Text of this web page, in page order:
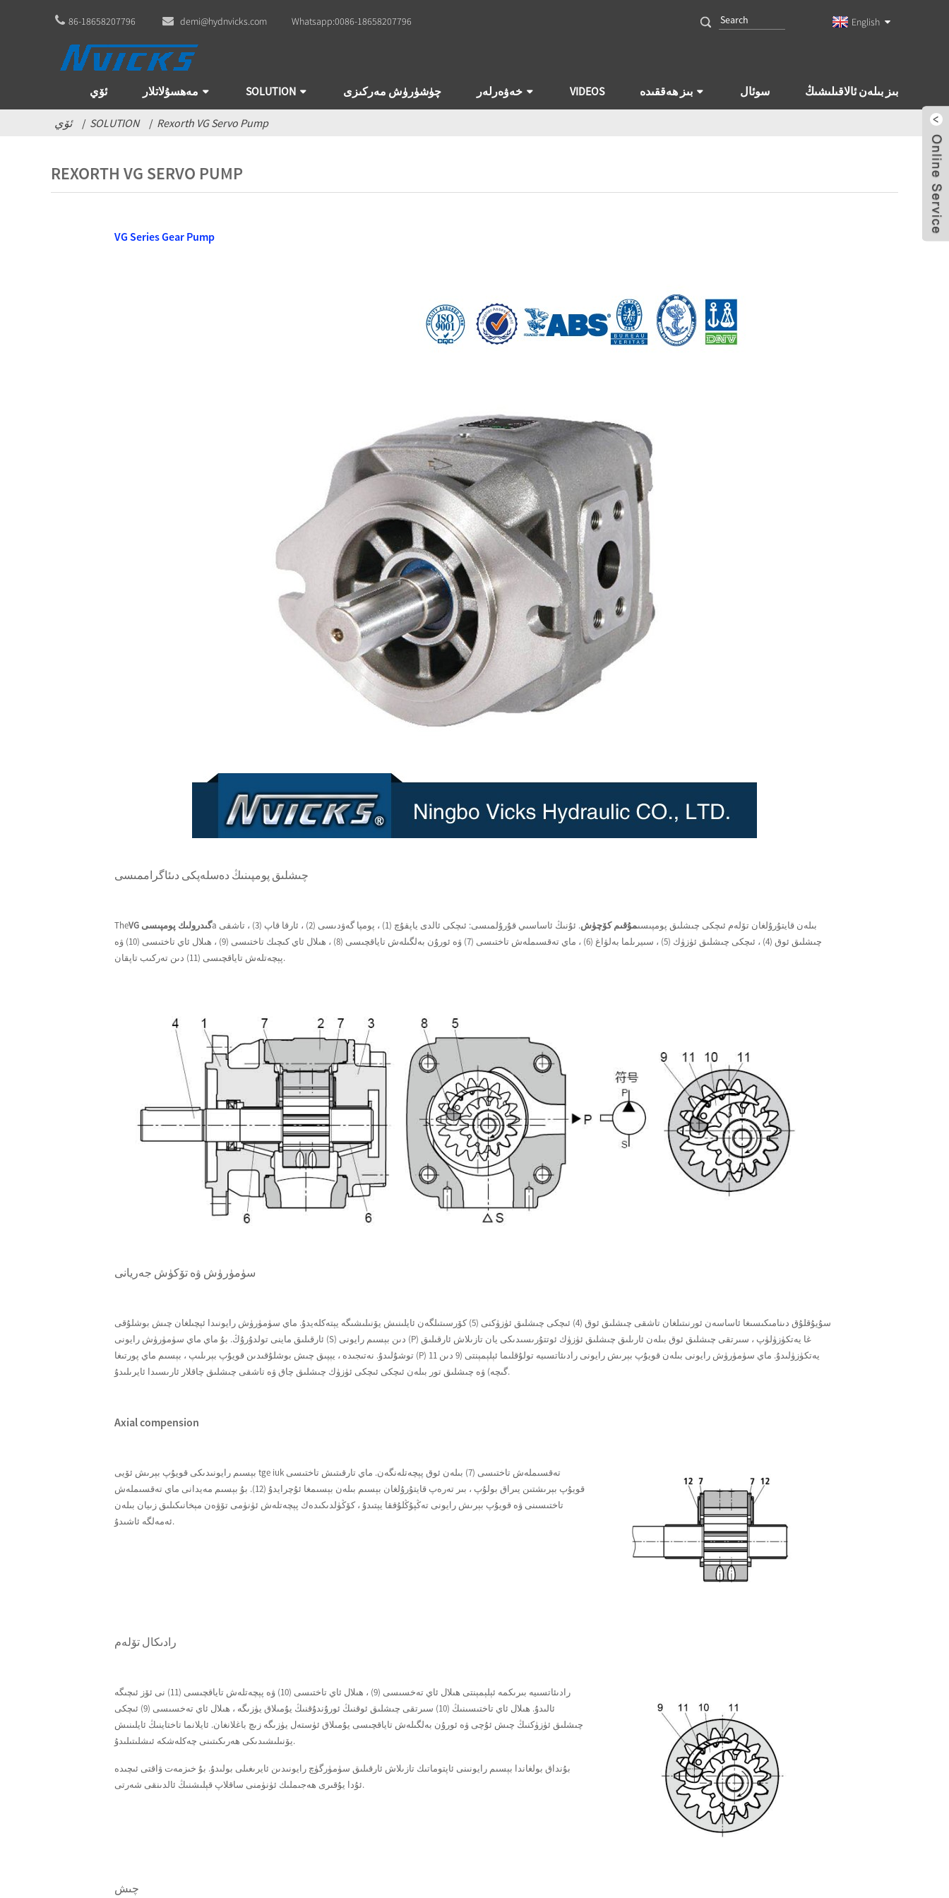
86-18658207796 demi@hydnvicks.com Whatsapp:0086-18658207796 English
ئۆي مەھسۇلاتلار SOLUTION چۈشۈرۈش مەركىزى خەۋەرلەر VIDEOS بىز ھەققىدە سوئال بىز بىلەن ئالاقىلىشىڭ
ئۆي SOLUTION Rexorth VG Servo Pump
REXORTH VG SERVO PUMP
VG Series Gear Pump
چىشلىق پومپىنىڭ دەسلەپكى دىئاگراممىسى
The VG گىدرولىك پومپىسى a بىلەن قايتۇرۇلغان تۆلەم ئىچكى چىشلىق پومپىسىمۇقىم كۆچۈش
. ئۇنىڭ ئاساسىي قۇرۇلمىسى: ئىچكى ئالدى ياپقۇچ (1) ، پومپا گەۋدىسى (2) ، ئارقا قاپ (3) ، تاشقى
چىشلىق ئوق (4) ، ئىچكى چىشلىق ئۈزۈك (5) ، سىيرىلما بەلۋاغ (6) ، ماي تەقسىملەش تاختىسى (7) ۋە ئورۇن بەلگىلەش تاياقچىسى (8) ، ھىلال ئاي كىچىك تاختىسى (9) ، ھىلال ئاي تاختىسى (10) ۋە
پېچەتلەش تاياقچىسى (11) دىن تەركىب تاپقان.
سۈمۈرۈش ۋە تۆكۈش جەريانى
سۇيۇقلۇق دىنامىكىسىغا ئاساسەن ئورنىتىلغان تاشقى چىشلىق ئوق (4) ئىچكى چىشلىق ئۈزۈكنى (5) كۆرسىتىلگەن ئايلىنىش يۆنىلىشىگە يېتەكلەيدۇ. ماي سۈمۈرۈش رايونىدا ئېچىلغان چىش بوشلۇقى
ئارقىلىق ماينى تولدۇرۇڭ. بۇ ماي ماي سۈمۈرۈش رايونى (S) دىن بېسىم رايونى (P) غا يەتكۈزۈلۈپ ، سىرتقى چىشلىق ئوق بىلەن ئارىلىق چىشلىق ئۈزۈك ئوتتۇرىسىدىكى يان تازىلاش ئارقىلىق
توشۇلىدۇ. نەتىجىدە ، يېپىق چىش بوشلۇقىدىن قويۇپ بېرىلىپ ، بېسىم ماي پورتىغا (P) يەتكۈزۈلىدۇ. ماي سۈمۈرۈش رايونى بىلەن قويۇپ بېرىش رايونى رادىئاتسىيە تولۇقلىما ئېلېمېنتى (9 دىن 11
گىچە) ۋە چىشلىق تور بىلەن ئىچكى ئىچكى ئۈزۈك چىشلىق چاق ۋە تاشقى چىشلىق چاقلار ئارىسىدا ئايرىلىدۇ.
Axial compension
بېسىم رايونىدىكى قويۇپ بېرىش ئۆيى tge iuk تەقسىملەش تاختىسى (7) بىلەن ئوق پېچەتلەنگەن. ماي تارقىتىش تاختىسى
قويۇپ بېرىشتىن يىراق بولۇپ ، بىر تەرەپ قايتۇرۇلغان بېسىم بىلەن بېسىمغا ئۇچرايدۇ (12). بۇ بېسىم مەيدانى ماي تەقسىملەش
تاختىسىنى ۋە قويۇپ بېرىش رايونى تەڭپۇڭلۇققا يېتىدۇ ، كۆڭۈلدىكىدەك پېچەتلەش ئۈنۈمى تۆۋەن مېخانىكىلىق زىيان بىلەن
ئەمەلگە ئاشىدۇ.
رادىكال تۆلەم
رادىئاتسىيە بىرىكمە ئېلېمېنتى ھىلال ئاي تەخسىسى (9) ، ھىلال ئاي تاختىسى (10) ۋە پېچەتلەش تاياقچىسى (11) نى ئۆز ئىچىگە
ئالىدۇ. ھىلال ئاي تاختىسىنىڭ (10) سىرتقى چىشلىق ئوقنىڭ ئورۇندۇقنىڭ يۇمىلاق يۈزىگە ، ھىلال ئاي تەخسىسى (9) ئىچكى
چىشلىق ئۈزۈكنىڭ چىش ئۇچى ۋە ئورۇن بەلگىلەش تاياقچىسى يۇمىلاق ئۈستەل يۈزىگە زىچ باغلانغان. ئايلانما تاختاينىڭ ئايلىنىش
يۆنىلىشىدىكى ھەرىكىتىنى چەكلەشكە ئىشلىتىلىدۇ.
بۇنداق بولغاندا بېسىم رايونىنى ئاپتوماتىك تازىلاش ئارقىلىق سۈمۈرگۈچ رايونىدىن ئايرىغىلى بولىدۇ. بۇ خىزمەت ۋاقتى ئىچىدە
ئۇدا يۇقىرى ھەجىملىك ​​ئۈنۈمنى ساقلاپ قېلىشنىڭ ئالدىنقى شەرتى.
چىش